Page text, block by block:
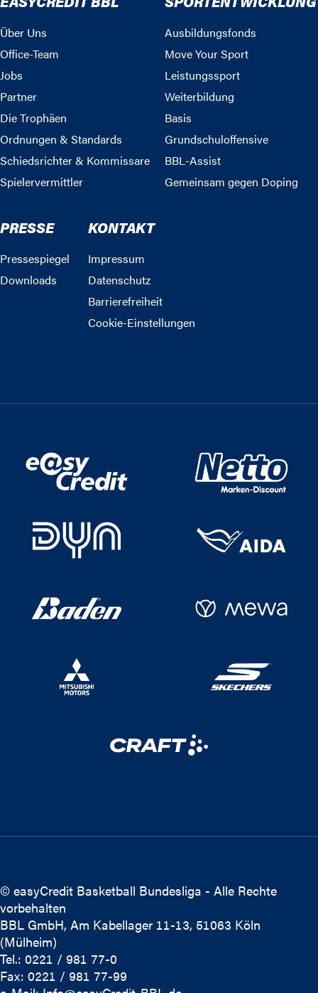
Über Uns
Office-Team
Jobs
Partner
Die Trophäen
Ordnungen & Standards
Schiedsrichter & Kommissare
Spielervermittler
Ausbildungsfonds
Move Your Sport
Leistungssport
Weiterbildung
Basis
Grundschuloffensive
BBL-Assist
Gemeinsam gegen Doping
PRESSE
Pressespiegel
Downloads
KONTAKT
Impressum
Datenschutz
Barrierefreiheit
Cookie-Einstellungen
© easyCredit Basketball Bundesliga - Alle Rechte
vorbehalten
BBL GmbH, Am Kabellager 11-13, 51063 Köln
(Mülheim)
Tel.: 0221 / 981 77-0
Fax: 0221 / 981 77-99